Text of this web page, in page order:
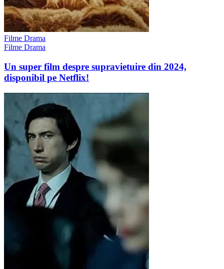
Filme Drama
Filme Drama
Un super film despre supravietuire din 2024,
disponibil pe Netflix!